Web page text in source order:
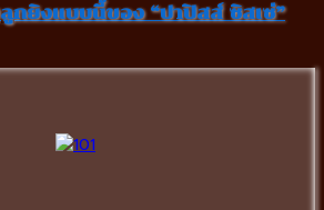
กยิงแบบนี้ของ “ปาปิสส์ ซิสเซ่”